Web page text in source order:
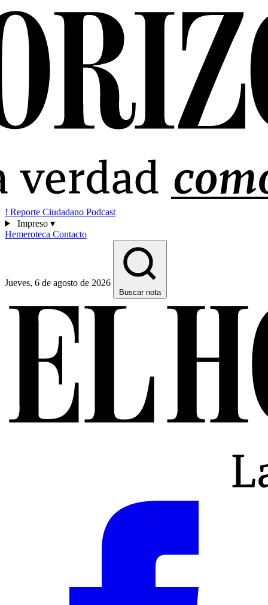
! Reporte Ciudadano Podcast
Impreso ▾
Hemeroteca Contacto
Jueves, 6 de agosto de 2026
Buscar nota